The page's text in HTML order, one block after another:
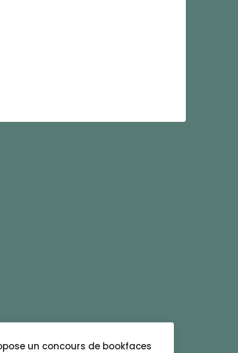
un concours de bookfaces